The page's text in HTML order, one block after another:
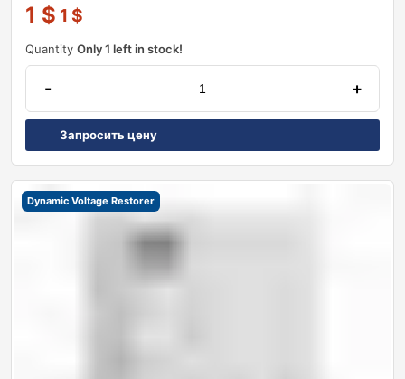
1 $ 1 $
Quantity Only 1 left in stock!
- +
Запросить цену
Dynamic Voltage Restorer